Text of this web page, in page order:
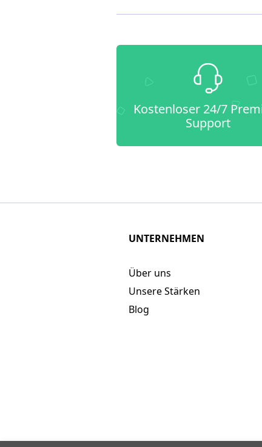
Kostenloser 24/7
Support
UNTERNEHMEN
Über uns
Unsere Stärken
Blog